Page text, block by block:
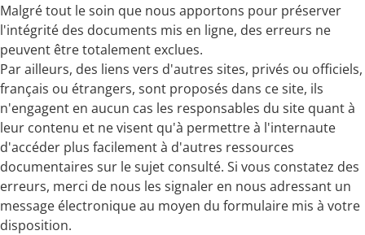
Malgré tout le soin que nous apportons pour préserver
l'intégrité des documents mis en ligne, des erreurs ne
peuvent être totalement exclues.
Par ailleurs, des liens vers d'autres sites, privés ou officiels,
français ou étrangers, sont proposés dans ce site, ils
n'engagent en aucun cas les responsables du site quant à
leur contenu et ne visent qu'à permettre à l'internaute
d'accéder plus facilement à d'autres ressources
documentaires sur le sujet consulté. Si vous constatez des
erreurs, merci de nous les signaler en nous adressant un
message électronique au moyen du formulaire mis à votre
disposition.